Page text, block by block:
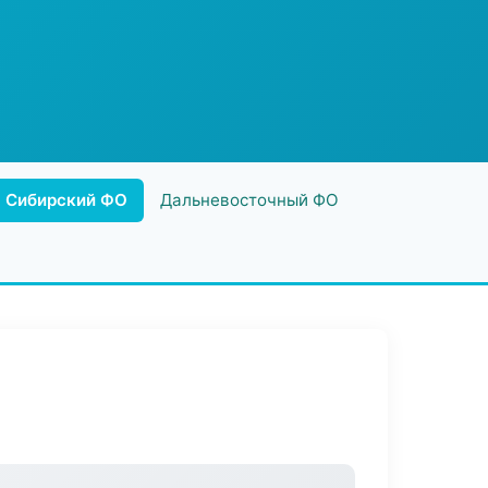
Сибирский ФО Дальневосточный ФО